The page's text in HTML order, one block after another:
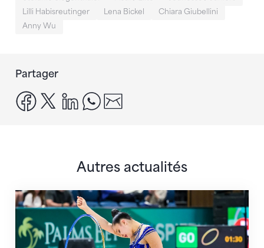
Lilli Habisreutinger
Lena Bickel
Chiara Giubellini
Anny Wu
Partager
facebook
x linkedinwhatsapp
Autres actualités
Prochaine étape : les Championnats du monde